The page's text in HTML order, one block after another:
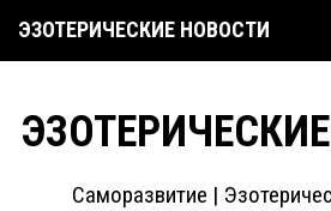
ЭЗОТЕРИЧЕСКИЕ НОВОСТИ
Саморазвитие |